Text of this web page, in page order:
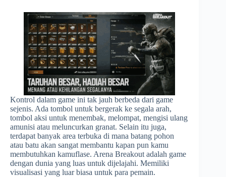
Kontrol dalam game ini tak jauh berbeda dari game
sejenis. Ada tombol untuk bergerak ke segala arah,
tombol aksi untuk menembak, melompat, mengisi ulang
amunisi atau meluncurkan granat. Selain itu juga,
terdapat banyak area terbuka di mana batang pohon
atau batu akan sangat membantu kapan pun kamu
membutuhkan kamuflase. Arena Breakout adalah game
dengan dunia yang luas untuk dijelajahi. Memiliki
visualisasi yang luar biasa untuk para pemain.